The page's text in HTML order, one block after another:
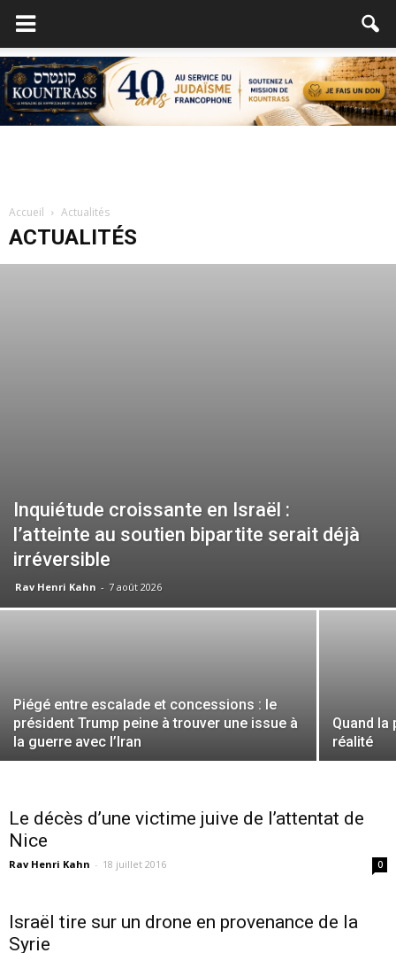
Accueil Actualités
ACTUALITÉS
Inquiétude croissante en Israël :
l’atteinte au soutien bipartite serait déjà
irréversible
Rav Henri Kahn - 7 août 2026
Piégé entre escalade et concessions : le
président Trump peine à trouver une issue à
la guerre avec l’Iran
Quand
réalité
Le décès d’une victime juive de l’attentat de
Nice
Rav Henri Kahn - 18 juillet 2016 0
Israël tire sur un drone en provenance de la
Syrie